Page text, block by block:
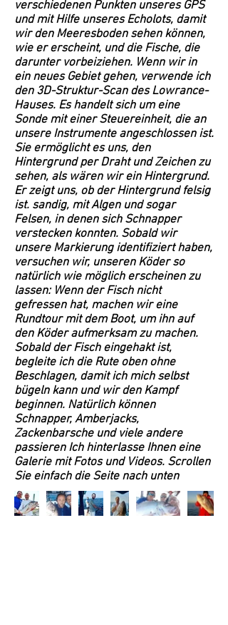
verschiedenen Punkten unseres GPS
und mit Hilfe unseres Echolots, damit
wir den Meeresboden sehen können,
wie er erscheint, und die Fische, die
darunter vorbeiziehen. Wenn wir in
ein neues Gebiet gehen, verwende ich
den 3D-Struktur-Scan des Lowrance-
Hauses. Es handelt sich um eine
Sonde mit einer Steuereinheit, die an
unsere Instrumente angeschlossen ist.
Sie ermöglicht es uns, den
Hintergrund per Draht und Zeichen zu
sehen, als wären wir ein Hintergrund.
Er zeigt uns, ob der Hintergrund felsig
ist. sandig, mit Algen und sogar
Felsen, in denen sich Schnapper
verstecken konnten. Sobald wir
unsere Markierung identifiziert haben,
versuchen wir, unseren Köder so
natürlich wie möglich erscheinen zu
lassen: Wenn der Fisch nicht
gefressen hat, machen wir eine
Rundtour mit dem Boot, um ihn auf
den Köder aufmerksam zu machen.
Sobald der Fisch eingehakt ist,
begleite ich die Rute oben ohne
Beschlagen, damit ich mich selbst
bügeln kann und wir den Kampf
beginnen. Natürlich können
Schnapper, Amberjacks,
Zackenbarsche und viele andere
passieren Ich hinterlasse Ihnen eine
Galerie mit Fotos und Videos. Scrollen
Sie einfach die Seite nach unten